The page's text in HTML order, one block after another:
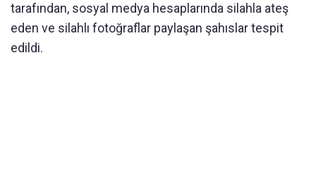
tarafından, sosyal medya hesaplarında silahla ateş
eden ve silahlı fotoğraflar paylaşan şahıslar tespit
edildi.